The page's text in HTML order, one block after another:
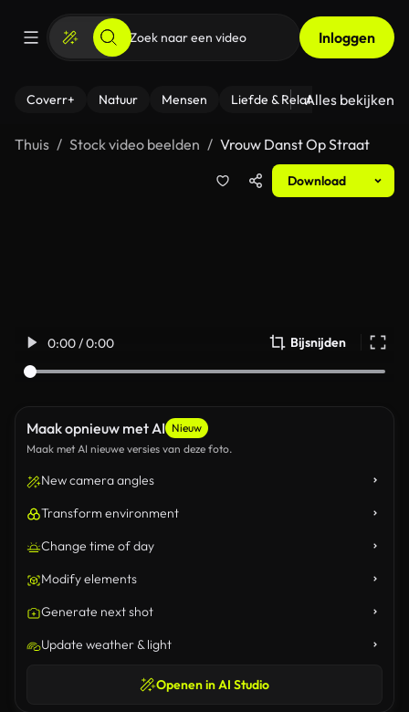
Inloggen
Coverr+ Natuur Mensen Liefde & Relaties - Fitness
Alles bekijken
Thuis Stock video beelden Vrouw Danst Op Straat
Download
0:00 / 0:00 Bijsnijden
Maak opnieuw met AI Nieuw
Maak met AI nieuwe versies van deze foto.
New camera angles
Transform environment
Change time of day
Modify elements
Generate next shot
Update weather & light
Openen in AI Studio